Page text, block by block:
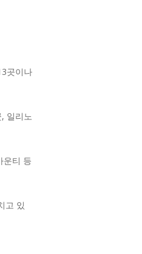
곳이나
일리노
운티 등
고 있